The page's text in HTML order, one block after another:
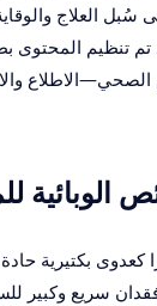
سُبل العلاج
تم تنظيم المحتوى
الوبائية
بكتيرية
سريع وكبير